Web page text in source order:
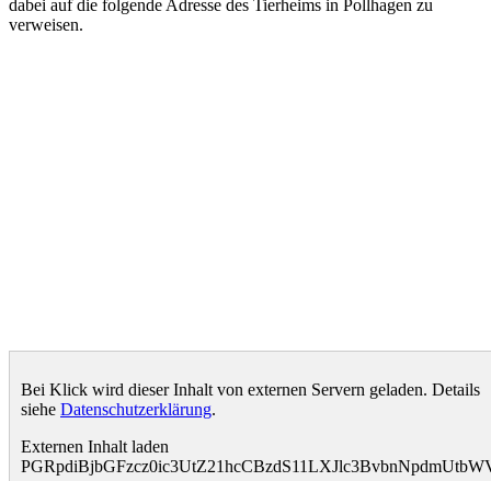
dabei auf die folgende Adresse des Tierheims in Pollhagen zu
verweisen.
Bei Klick wird dieser Inhalt von externen Servern geladen. Details
siehe Datenschutzerklärung.
Externen Inhalt laden